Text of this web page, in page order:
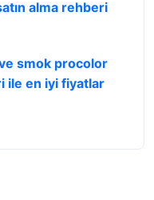
alma rehberi
ve smok procolor
ile en iyi fiyatlar